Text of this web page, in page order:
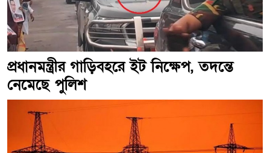
প্রধানমন্ত্রীর গাড়িবহরে ইট নিক্ষেপ, তদন্তে
নেমেছে পুলিশ